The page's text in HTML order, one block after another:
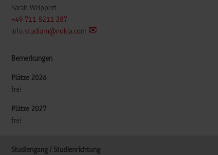
Sarah Weippert
+49 711 8211 287
info.studium@nokia.com
frei
frei